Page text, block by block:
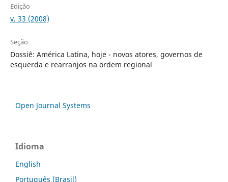
Edição
v. 33 (2008)
Seção
Dossiê: América Latina, hoje - novos atores, governos de
esquerda e rearranjos na ordem regional
Open Journal Systems
Idioma
English
Português (Brasil)